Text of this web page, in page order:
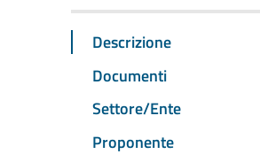
Descrizione
Documenti
Settore/Ente
Proponente